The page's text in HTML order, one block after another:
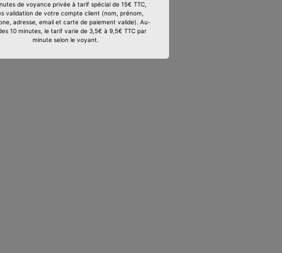
de voyance privée à tarif spécial de 15€ TTC,
validation de votre compte client (nom, prénom,
adresse, email et carte de paiement valide). Au-
10 minutes, le tarif varie de 3,5€ à 9,5€ TTC par
minute selon le voyant.